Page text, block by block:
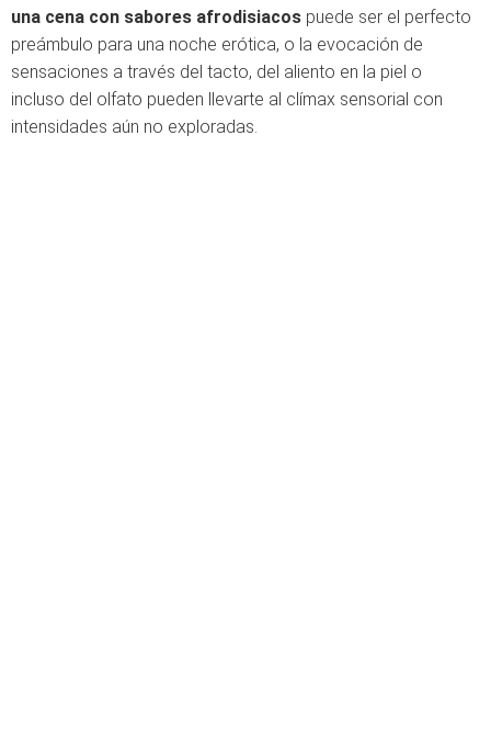
una cena con sabores afrodisiacos puede ser el perfecto
preámbulo para una noche erótica, o la evocación de
sensaciones a través del tacto, del aliento en la piel o
incluso del olfato pueden llevarte al clímax sensorial con
intensidades aún no exploradas.